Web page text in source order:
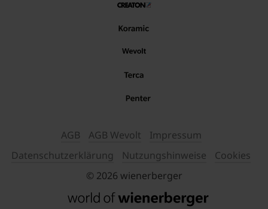
AGB AGB Wevolt
Impressum
Datenschutzerklärung
Nutzungshinweise
Cookies
© 2026 wienerberger